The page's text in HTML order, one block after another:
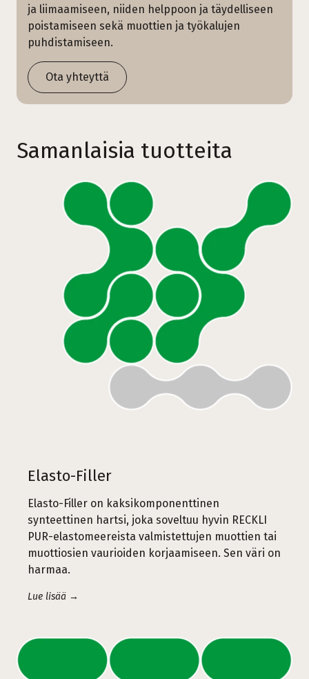
ja liimaamiseen, niiden helppoon ja täydelliseen
poistamiseen sekä muottien ja työkalujen
puhdistamiseen.
Ota yhteyttä
Samanlaisia tuotteita
Elasto-Filler
Elasto-Filler on kaksikomponenttinen
synteettinen hartsi, joka soveltuu hyvin RECKLI
PUR-elastomeereista valmistettujen muottien tai
muottiosien vaurioiden korjaamiseen. Sen väri on
harmaa.
Lue lisää →